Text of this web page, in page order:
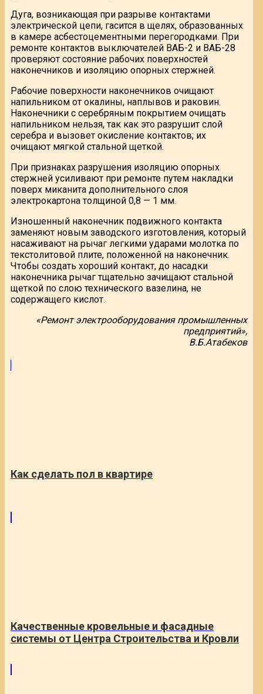
Дуга, возникающая при разрыве контактами
электрической цепи, гасится в щелях, образованных
в камере асбестоцементными перегородками. При
ремонте контактов выключателей ВАБ-2 и ВАБ-28
проверяют состояние рабочих поверхностей
наконечников и изоляцию опорных стержней.
Рабочие поверхности наконечников очищают
напильником от окалины, наплывов и раковин.
Наконечники с серебряным покрытием очищать
напильником нельзя, так как это разрушит слой
серебра и вызовет окисление контактов; их
очищают мягкой стальной щеткой.
При признаках разрушения изоляцию опорных
стержней усиливают при ремонте путем накладки
поверх миканита дополнительного слоя
электрокартона толщиной 0,8 — 1 мм.
Изношенный наконечник подвижного контакта
заменяют новым заводского изготовления, который
насаживают на рычаг легкими ударами молотка по
текстолитовой плите, положенной на наконечник.
Чтобы создать хороший контакт, до насадки
наконечника рычаг тщательно зачищают стальной
щеткой по слою технического вазелина, не
содержащего кислот.
«Ремонт электрооборудования промышленных
предприятий»,
В.Б.Атабеков
Как сделать пол в квартире
Качественные кровельные и фасадные
системы от Центра Строительства и Кровли